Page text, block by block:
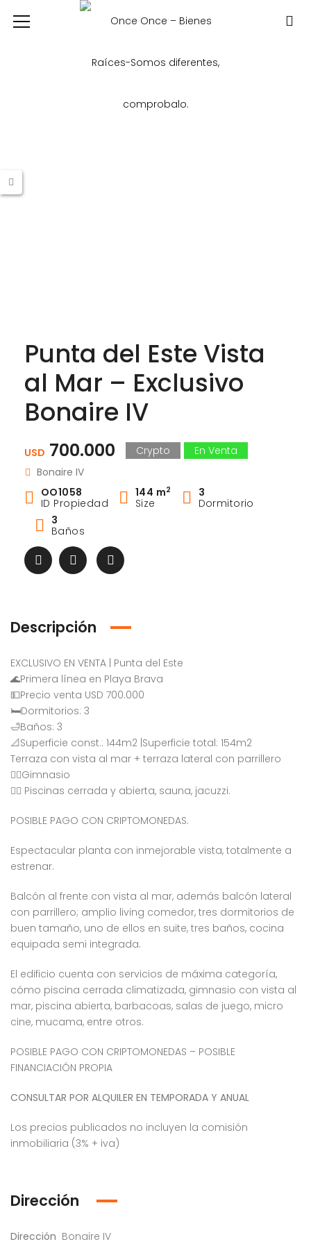
Punta del Este Vista
al Mar – Exclusivo
Bonaire IV
USD 700.000 Crypto
En Venta
Bonaire IV
OO1058
ID Propiedad
144 m2
Size
3
Dormitorio
3
Baños
Descripción
EXCLUSIVO EN VENTA | Punta del Este
🌊Primera línea en Playa Brava
💵Precio venta USD 700.000
🛏Dormitorios: 3
🛁Baños: 3
📐Superficie const.: 144m2 |Superficie total: 154m2
Terraza con vista al mar + terraza lateral con parrillero
🏋️‍♀️Gimnasio
🏊‍♂️ Piscinas cerrada y abierta, sauna, jacuzzi.
POSIBLE PAGO CON CRIPTOMONEDAS.
Espectacular planta con inmejorable vista, totalmente a
estrenar.
Balcón al frente con vista al mar, además balcón lateral
con parrillero; amplio living comedor, tres dormitorios de
buen tamaño, uno de ellos en suite, tres baños, cocina
equipada semi integrada.
El edificio cuenta con servicios de máxima categoría,
cómo piscina cerrada climatizada, gimnasio con vista al
mar, piscina abierta, barbacoas, salas de juego, micro
cine, mucama, entre otros.
POSIBLE PAGO CON CRIPTOMONEDAS – POSIBLE
FINANCIACIÓN PROPIA
CONSULTAR POR ALQUILER EN TEMPORADA Y ANUAL
Los precios publicados no incluyen la comisión
inmobiliaria (3% + iva)
Dirección
Dirección Bonaire IV